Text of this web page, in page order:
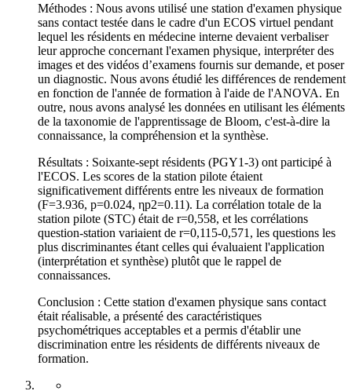
Méthodes : Nous avons utilisé une station d'examen physique
sans contact testée dans le cadre d'un ECOS virtuel pendant
lequel les résidents en médecine interne devaient verbaliser
leur approche concernant l'examen physique, interpréter des
images et des vidéos d’examens fournis sur demande, et poser
un diagnostic. Nous avons étudié les différences de rendement
en fonction de l'année de formation à l'aide de l'ANOVA. En
outre, nous avons analysé les données en utilisant les éléments
de la taxonomie de l'apprentissage de Bloom, c'est-à-dire la
connaissance, la compréhension et la synthèse.
Résultats : Soixante-sept résidents (PGY1-3) ont participé à
l'ECOS. Les scores de la station pilote étaient
significativement différents entre les niveaux de formation
(F=3.936, p=0.024, ηp2=0.11). La corrélation totale de la
station pilote (STC) était de r=0,558, et les corrélations
question-station variaient de r=0,115-0,571, les questions les
plus discriminantes étant celles qui évaluaient l'application
(interprétation et synthèse) plutôt que le rappel de
connaissances.
Conclusion : Cette station d'examen physique sans contact
était réalisable, a présenté des caractéristiques
psychométriques acceptables et a permis d'établir une
discrimination entre les résidents de différents niveaux de
formation.